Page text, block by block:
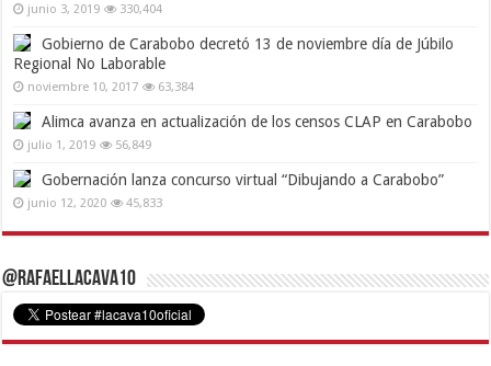
junio 3, 2019 330,404
Gobierno de Carabobo decretó 13 de noviembre día de Júbilo
Regional No Laborable
noviembre 10, 2017 63,384
Alimca avanza en actualización de los censos CLAP en Carabobo
julio 1, 2019 56,849
Gobernación lanza concurso virtual “Dibujando a Carabobo”
junio 12, 2020 45,833
@RafaelLacava10